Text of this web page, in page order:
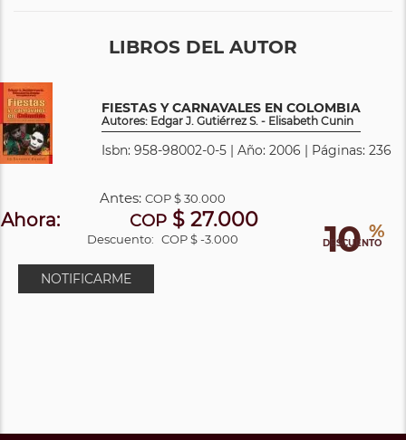
LIBROS DEL AUTOR
FIESTAS Y CARNAVALES EN COLOMBIA
Autores: Edgar J. Gutiérrez S. - Elisabeth Cunin
Isbn: 958-98002-0-5 | Año: 2006 | Páginas: 236
10 %
DESCUENTO
Antes: COP$ 30.000
Ahora: COP $ 27.000
Descuento: COP $ -3.000
NOTIFICARME